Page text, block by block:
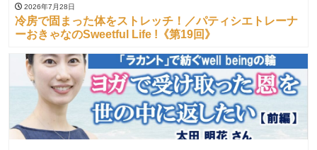
2026年7月28日
冷房で固まった体をストレッチ！／パティシエトレーナ
ーおきゃなのSweetful Life !《第19回》